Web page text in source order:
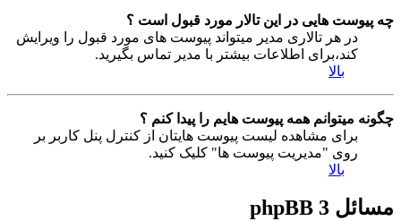
چه پیوست هایی در این تالار مورد قبول است ؟
در هر تالاری مدیر میتواند پیوست های مورد قبول را ویرایش
کند،برای اطلاعات بیشتر با مدیر تماس بگیرید.
بالا
چگونه میتوانم همه پیوست هایم را پیدا کنم ؟
برای مشاهده لیست پیوست هایتان از کنترل پنل کاربر بر
روی "مدیریت پیوست ها" کلیک کنید.
بالا
مسائل phpBB 3